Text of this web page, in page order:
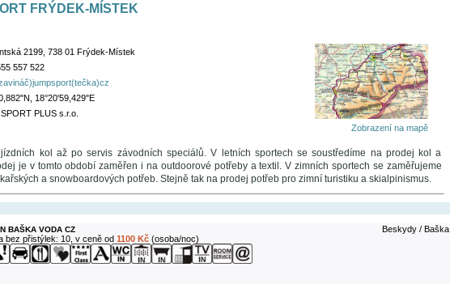
FRÝDEK-MÍSTEK
2199, 738 01 Frýdek-Místek
557 522
18°20'59,429"E
PLUS s.r.o.
Zobrazení na mapě
kol až po servis závodních speciálů. V letních sportech se soustředíme na prodej kol a
je v tomto období zaměřen i na outdoorové potřeby a textil. V zimních sportech se zaměřujeme
a snowboardových potřeb. Stejně tak na prodej potřeb pro zimní turistiku a skialpinismus.
BAŠKA VODA CZ
Beskydy / Baška
bez přistýlek: 10, v ceně od 1100 Kč(osoba/noc)